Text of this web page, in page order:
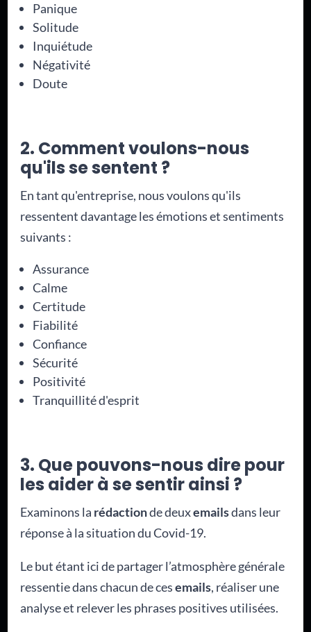
Panique
Solitude
Inquiétude
Négativité
Doute
2. Comment voulons-nous
qu'ils se sentent ?
En tant qu'entreprise, nous voulons qu'ils
ressentent davantage les émotions et sentiments
suivants :
Assurance
Calme
Certitude
Fiabilité
Confiance
Sécurité
Positivité
Tranquillité d'esprit
3. Que pouvons-nous dire pour
les aider à se sentir ainsi ?
Examinons la rédactionde deuxemailsdans leur
réponse à la situation du Covid-19.
Le but étant ici de partager l’atmosphère générale
ressentie dans chacun de cesemails, réaliser une
analyse et relever les phrases positives utilisées.